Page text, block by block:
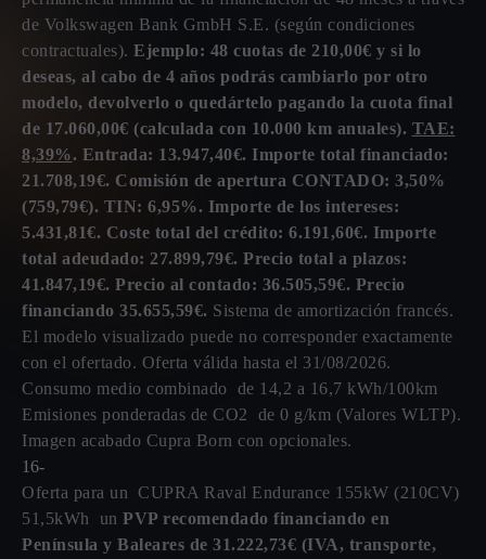
de Volkswagen Bank GmbH S.E. (según condiciones
contractuales). Ejemplo: 48 cuotas de 210,00€ y si lo
deseas, al cabo de 4 años podrás cambiarlo por otro
modelo, devolverlo o quedártelo pagando la cuota final
de 17.060,00€ (calculada con 10.000 km anuales). TAE:
8,39%. Entrada: 13.947,40€. Importe total financiado:
21.708,19€. Comisión de apertura CONTADO: 3,50%
(759,79€). TIN: 6,95%. Importe de los intereses:
5.431,81€. Coste total del crédito: 6.191,60€. Importe
total adeudado: 27.899,79€. Precio total a plazos:
41.847,19€. Precio al contado: 36.505,59€. Precio
financiando 35.655,59€. Sistema de amortización francés.
El modelo visualizado puede no corresponder exactamente
con el ofertado. Oferta válida hasta el 31/08/2026.
Consumo medio combinado de 14,2 a 16,7 kWh/100km
Emisiones ponderadas de CO2 de 0 g/km (Valores WLTP).
Imagen acabado Cupra Born con opcionales.
16-
Oferta para un CUPRA Raval Endurance 155kW (210CV)
51,5kWh un PVP recomendado financiando en
Península y Baleares de 31.222,73€ (IVA, transporte,